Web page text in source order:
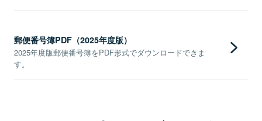
郵便番号簿PDF（2025年度版）
2025年度版郵便番号簿をPDF形式でダウンロードできま
す。